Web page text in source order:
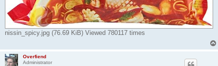
nissin_spicy.jpg (76.69 KiB) Viewed 780117 times
Overfiend
Administrator